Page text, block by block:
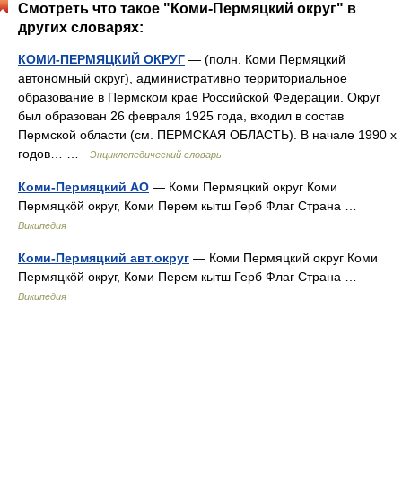
Смотреть что такое "Коми-Пермяцкий округ" в
других словарях:
КОМИ-ПЕРМЯЦКИЙ ОКРУГ — (полн. Коми Пермяцкий
автономный округ), административно территориальное
образование в Пермском крае Российской Федерации. Округ
был образован 26 февраля 1925 года, входил в состав
Пермской области (см. ПЕРМСКАЯ ОБЛАСТЬ). В начале 1990 х
годов… …
Энциклопедический словарь
Коми-Пермяцкий АО — Коми Пермяцкий округ Коми
Пермяцкöй округ, Коми Перем кытш Герб Флаг Страна …
Википедия
Коми-Пермяцкий авт.округ — Коми Пермяцкий округ Коми
Пермяцкöй округ, Коми Перем кытш Герб Флаг Страна …
Википедия